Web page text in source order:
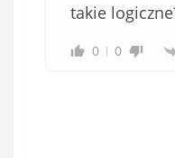
takie
0 0